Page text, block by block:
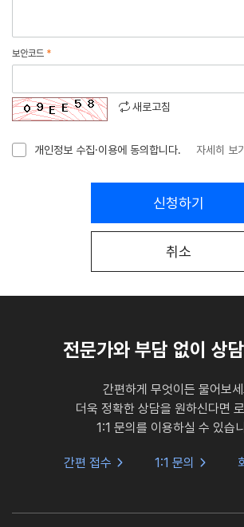
보안코드 *
새로고침
개인정보 수집·이용에 동의합니다. 자세히 보기
신청하기
취소
전문가와 부담 없이 상
간편하게 무엇이든 물어보
더욱 정확한 상담을 원하신다면
1:1 문의를 이용하실 수 있습
간편 접수 1:1 문의